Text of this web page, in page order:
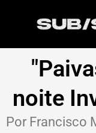
noite
Por Francisco